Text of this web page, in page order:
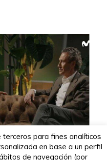
para fines analíticos
en base a un perfil
de navegación (por